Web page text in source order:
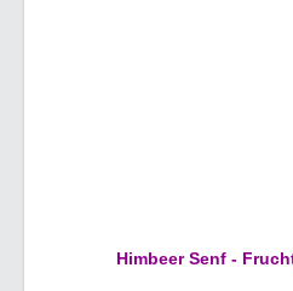
Himbeer Senf -